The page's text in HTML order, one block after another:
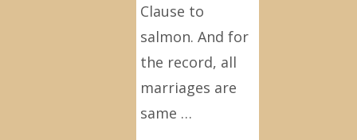
Clause to
salmon. And for
the record, all
marriages are
same …